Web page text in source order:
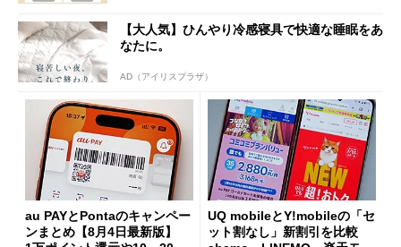
【大人気】ひんやり冷感寝具で快適な睡眠をあ
なたに。
AD（アイリスプラザ）
au PAYとPontaのキャンペー
ンまとめ【8月4日最新版】
UQ mobileとY!mobileの「セ
ット割なし」新割引を比較